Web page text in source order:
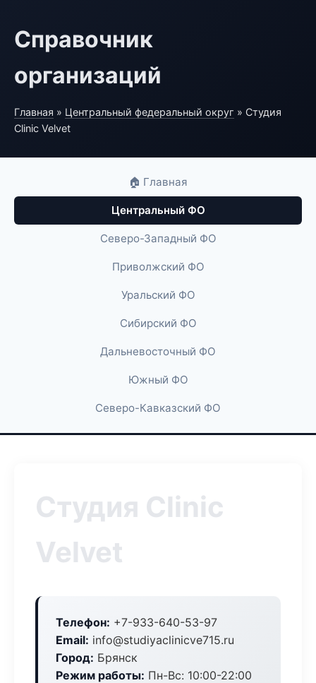
Справочник
организаций
Главная » Центральный федеральный округ » Студия
Clinic Velvet
🏠 Главная
Центральный ФО
Северо-Западный ФО
Приволжский ФО
Уральский ФО
Сибирский ФО
Дальневосточный ФО
Южный ФО
Северо-Кавказский ФО
Студия Clinic
Velvet
Телефон: +7-933-640-53-97
Email: info@studiyaclinicve715.ru
Город: Брянск
Режим работы: Пн-Вс: 10:00-22:00